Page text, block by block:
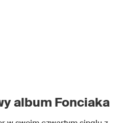
album Fonciaka